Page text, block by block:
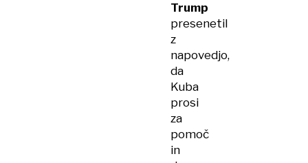
Trump
presenetil
z
napovedjo,
da
Kuba
prosi
za
pomoč
in